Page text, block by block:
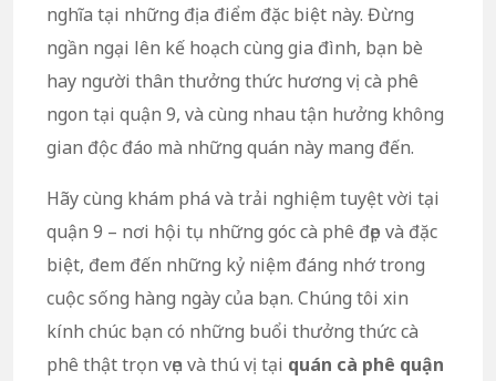
nghĩa tại những địa điểm đặc biệt này. Đừng
ngần ngại lên kế hoạch cùng gia đình, bạn bè
hay người thân thưởng thức hương vị cà phê
ngon tại quận 9, và cùng nhau tận hưởng không
gian độc đáo mà những quán này mang đến.
Hãy cùng khám phá và trải nghiệm tuyệt vời tại
quận 9 – nơi hội tụ những góc cà phê đẹp và đặc
biệt, đem đến những kỷ niệm đáng nhớ trong
cuộc sống hàng ngày của bạn. Chúng tôi xin
kính chúc bạn có những buổi thưởng thức cà
phê thật trọn vẹn và thú vị tại quán cà phê quận